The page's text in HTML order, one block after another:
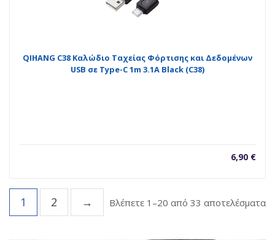
QIHANG C38 Καλώδιο Ταχείας Φόρτισης και Δεδομένων
USB σε Type-C 1m 3.1A Black (C38)
6,90 €
Βλέπετε 1–20 από 33 αποτελέσματα
1 2 →